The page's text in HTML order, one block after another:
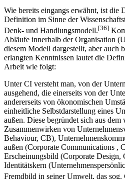
Wie bereits eingangs erwähnt, ist die
Definition im Sinne der
Denk- und Handlungsmodell.[36]
Abläufe innerhalb der Organisation
diesem Modell dargestellt, aber auch
erlangten Kenntnissen lautet die
Unter CI versteht man, von der
ausgehend, die einerseits von der
andererseits von ökonomischen
einheitliche Selbstdarstellung eines
außen. Diese begründet sich aus
Zusammenwirken von
Behaviour, CB),
außen (Corporate Communications ,
Erscheinungsbild (Corporate Design,
Identitätskern